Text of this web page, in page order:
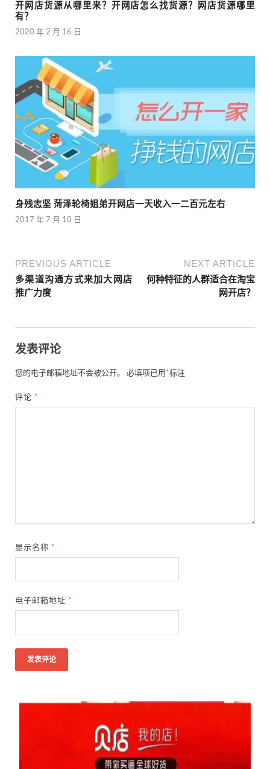
开网店货源从哪里来？开网店怎么找货源？网店货源哪里
有？
2020 年 2 月 16 日
身残志坚 菏泽轮椅姐弟开网店一天收入一二百元左右
2017 年 7 月 10 日
PREVIOUS ARTICLE
多渠道沟通方式来加大网店
推广力度
NEXT ARTICLE
何种特征的人群适合在淘宝
网开店？
发表评论
您的电子邮箱地址不会被公开。 必填项已用 *标注
评论 *
显示名称 *
电子邮箱地址 *